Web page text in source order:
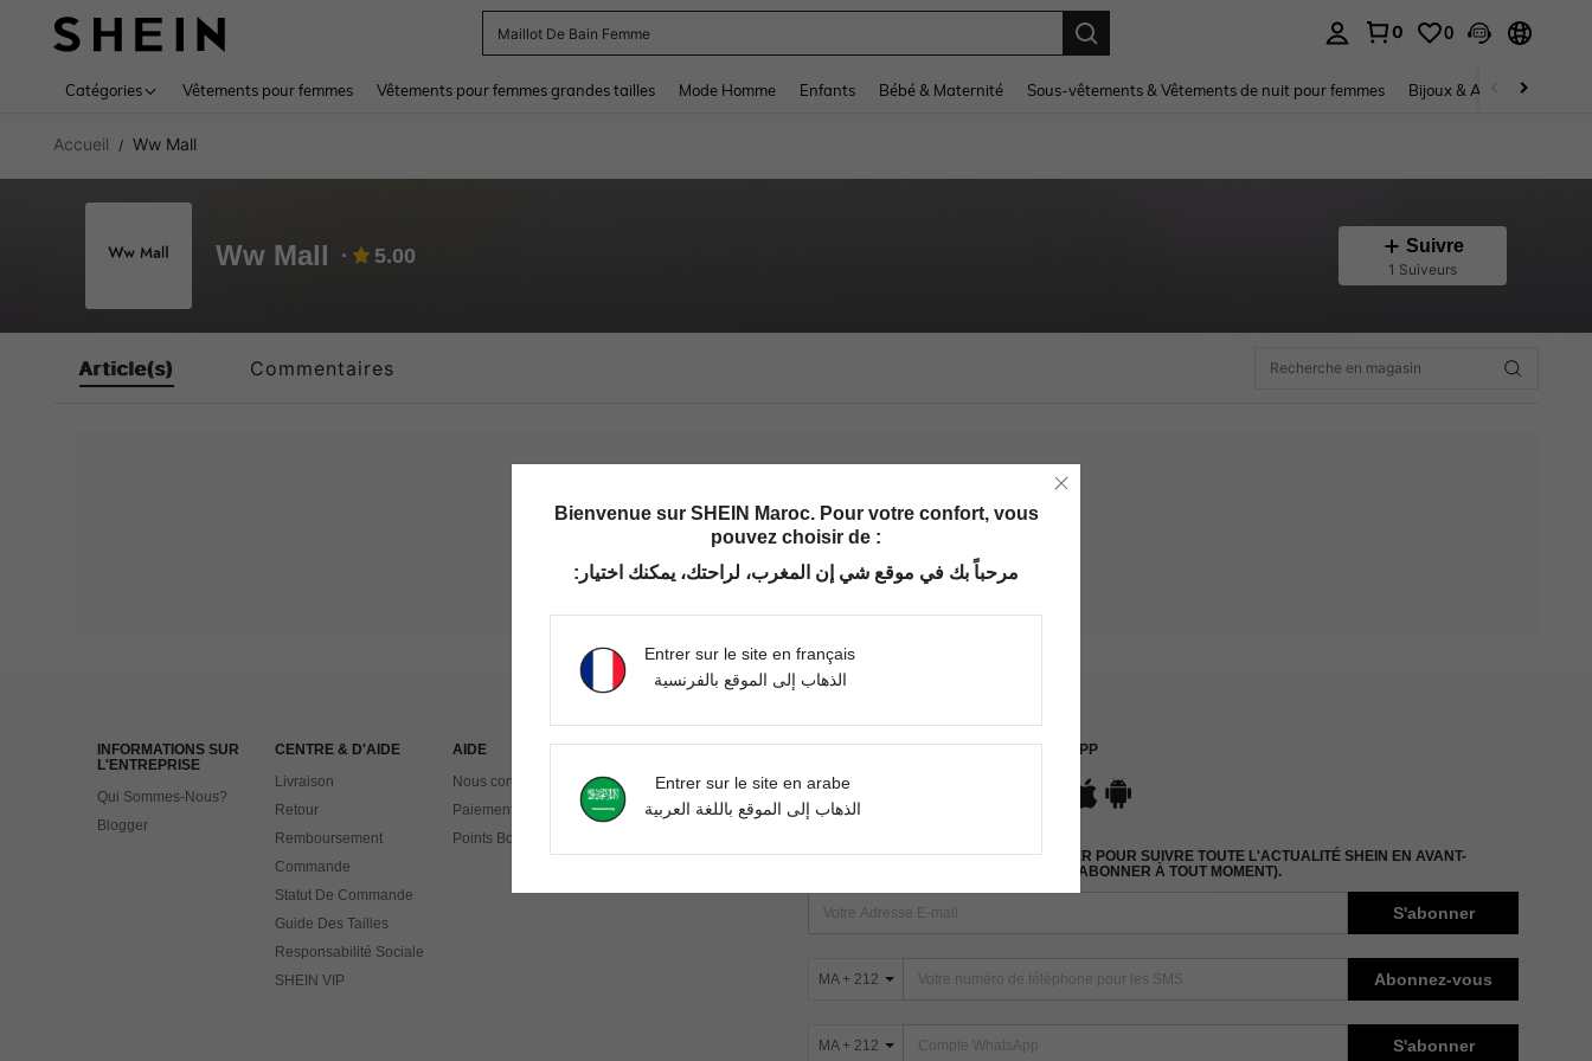
Maillot De Bain Femme
0 0
Catégories Vêtements pour femmes Vêtements pour femmes grandes tailles Mode Homme Enfants Bébé & Maternité Sous-vêtements & Vêtements de nuit pour femmes Bijoux & Accessoires pour
Accueil / Ww Mall
Ww Mall 5.00 Suivre
1 Suiveurs
Article(s) Commentaires
Aucun article trouvé. Veuillez essayer une autre recherche.
INFORMATIONS SUR
L'ENTREPRISE
Qui Sommes-Nous?
Blogger
CENTRE & D'AIDE
Livraison
Retour
Remboursement
Commande
Statut De Commande
Guide Des Tailles
Responsabilité Sociale
SHEIN VIP
AIDE
Nous contacter
Paiement
Points Bonus
TROUVEZ-NOUS SUR APP
ABONNEZ-VOUS À NOTRE NEWSLETTER POUR SUIVRE TOUTE L'ACTUALITÉ SHEIN EN AVANT-
PREMIÈRE ! (VOUS POUVEZ VOUS DÉSABONNER À TOUT MOMENT).
S'abonner
MA + 212 Abonnez-vous
MA + 212 S'abonner
Bienvenue sur SHEIN Maroc. Pour votre confort, vous
pouvez choisir de :
مرحباً بك في موقع شي إن المغرب، لراحتك، يمكنك اختيار:
Entrer sur le site en français
الذهاب إلى الموقع بالفرنسية
Entrer sur le site en arabe
الذهاب إلى الموقع باللغة العربية